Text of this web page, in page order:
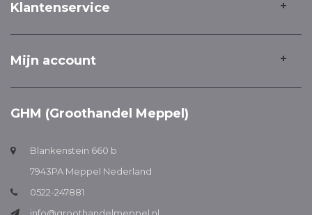
Klantenservice
Mijn account
GHM (Groothandel Meppel)
Blankenstein 660 b
7943PA Meppel Nederland
0522-247881